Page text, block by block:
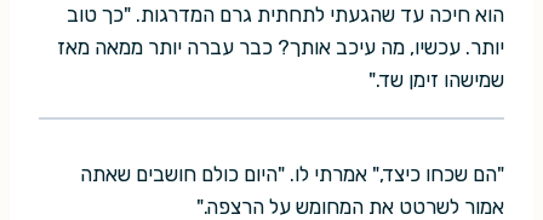
הוא חיכה עד שהגעתי לתחתית גרם המדרגות. "כך טוב
יותר. עכשיו, מה עיכב אותך? כבר עברה יותר ממאה מאז
שמישהו זימן שד."
"הם שכחו כיצד," אמרתי לו. "היום כולם חושבים שאתה
אמור לשרטט את המחומש על הרצפה."